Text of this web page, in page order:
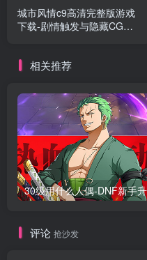
城市风情c9高清完整版游戏
下载-剧情触发与隐藏CG攻
相关推荐
评论 抢沙发